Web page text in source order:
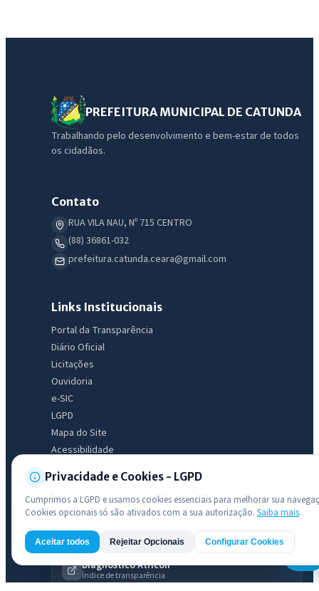
PREFEITURA MUNICIPAL DE CATUNDA
Trabalhando pelo desenvolvimento e bem-estar de todos
os cidadãos.
Contato
RUA VILA NAU, Nº 715 CENTRO
(88) 36861-032
prefeitura.catunda.ceara@gmail.com
Links Institucionais
Portal da Transparência
Diário Oficial
Licitações
Ouvidoria
e-SIC
LGPD
Mapa do Site
Acessibilidade
Transparência
Sistema oficial ATRICON/PNTP
Diagnóstico Atricon
Índice de transparência
Privacidade e Cookies - LGPD
Cumprimos a LGPD e usamos cookies essenciais para melhorar sua
Cookies opcionais só são ativados com a sua autorização. Saiba mais.
Aceitar todos Rejeitar Opcionais Configurar Cookies
Olá. Pergunte sobre serviços, notícias, legislação, Diário Oficial,
licitações, estrutura ou transparência do município.